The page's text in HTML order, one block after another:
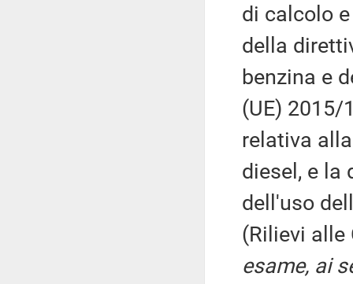
di calcolo
della
benzina e
(UE) 2015/
relativa
diesel, e la
dell'uso
(Rilievi
esame, ai